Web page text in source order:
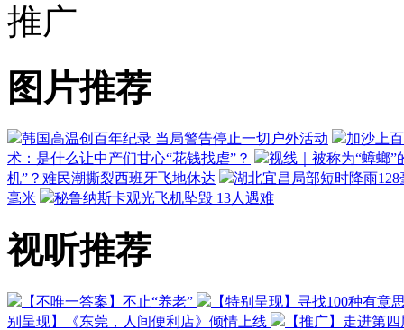
推广
图片推荐
韩国高温创百年纪录 当局警告停止一切户外活动
加沙上
术：是什么让中产们甘心“花钱找虐”？
视线｜被称为“蟑螂
机”？难民潮撕裂西班牙飞地休达
湖北宜昌局部短时降雨
毫米
秘鲁纳斯卡观光飞机坠毁 13人遇难
视听推荐
【不唯一答案】不止“养老”
【特别呈现】寻找100种有意
别呈现】《东莞，人间便利店》倾情上线
【推广】走进第